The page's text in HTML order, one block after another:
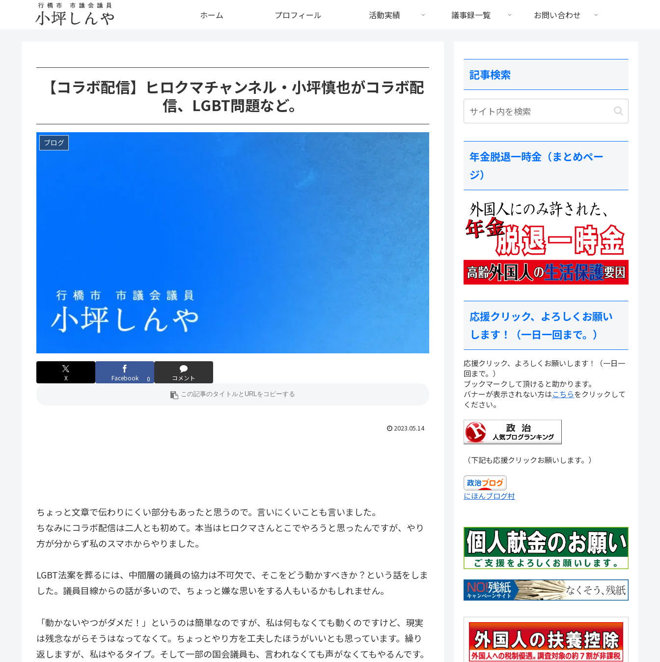
ホーム プロフィール 活動実績 議事録一覧 お問い合わせ
【コラボ配信】ヒロクマチャンネル・小坪慎也がコラボ配
信、LGBT問題など。
ブログ
X Facebook 0 コメント
2023.05.14
ちょっと文章で伝わりにくい部分もあったと思うので。言いにくいことも言いました。
ちなみにコラボ配信は二人とも初めて。本当はヒロクマさんとこでやろうと思ったんですが、やり
方が分からず私のスマホからやりました。
LGBT法案を葬るには、中間層の議員の協力は不可欠で、そこをどう動かすべきか？という話をしま
した。議員目線からの話が多いので、ちょっと嫌な思いをする人もいるかもしれません。
「動かないやつがダメだ！」というのは簡単なのですが、私は何もなくても動くのですけど、現実
は残念ながらそうはなってなくて。ちょっとやり方を工夫したほうがいいとも思っています。繰り
返しますが、私はやるタイプ。そして一部の国会議員も、言われなくても声がなくてもやるんです。
記事検索
年金脱退一時金（まとめペー
ジ）
応援クリック、よろしくお願い
します！（一日一回まで。）
応援クリック、よろしくお願いします！（一日一
回まで。）
ブックマークして頂けると助かります。
バナーが表示されない方はこちらをクリックして
ください。
（下記も応援クリックお願いします。）
にほんブログ村